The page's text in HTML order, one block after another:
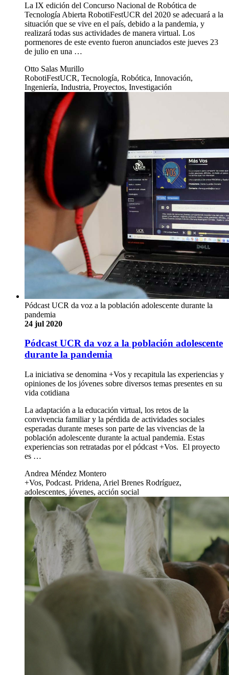
La IX edición del Concurso Nacional de Robótica de
Tecnología Abierta RobotiFestUCR del 2020 se adecuará a la
situación que se vive en el país, debido a la pandemia, y
realizará todas sus actividades de manera virtual. Los
pormenores de este evento fueron anunciados este jueves 23
de julio en una …
Otto Salas Murillo
RobotiFestUCR, Tecnología, Robótica, Innovación,
Ingeniería, Industria, Proyectos, Investigación
Pódcast UCR da voz a la población adolescente durante la
pandemia
24 jul 2020
Pódcast UCR da voz a la población adolescente
durante la pandemia
La iniciativa se denomina +Vos y recapitula las experiencias y
opiniones de los jóvenes sobre diversos temas presentes en su
vida cotidiana
La adaptación a la educación virtual, los retos de la
convivencia familiar y la pérdida de actividades sociales
esperadas durante meses son parte de las vivencias de la
población adolescente durante la actual pandemia. Estas
experiencias son retratadas por el pódcast +Vos. El proyecto
es …
Andrea Méndez Montero
+Vos, Podcast. Pridena, Ariel Brenes Rodríguez,
adolescentes, jóvenes, acción social